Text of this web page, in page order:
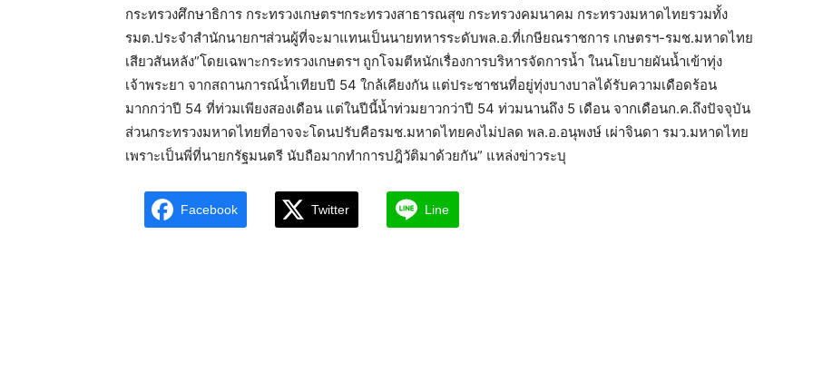
กระทรวงศึกษาธิการ กระทรวงเกษตรฯกระทรวงสาธารณสุข กระทรวงคมนาคม กระทรวงมหาดไทยรวมทั้ง
รมต.ประจำสำนักนายกฯส่วนผู้ที่จะมาแทนเป็นนายทหารระดับพล.อ.ที่เกษียณราชการ เกษตรฯ-รมช.มหาดไทย
เสียวสันหลัง”โดยเฉพาะกระทรวงเกษตรฯ ถูกโจมตีหนักเรื่องการบริหารจัดการน้ำ ในนโยบายผันน้ำเข้าทุ่ง
เจ้าพระยา จากสถานการณ์น้ำเทียบปี 54 ใกล้เคียงกัน แต่ประชาชนที่อยู่ทุ่งบางบาลได้รับความเดือดร้อน
มากกว่าปี 54 ที่ท่วมเพียงสองเดือน แต่ในปีนี้น้ำท่วมยาวกว่าปี 54 ท่วมนานถึง 5 เดือน จากเดือนก.ค.ถึงปัจจุบัน
ส่วนกระทรวงมหาดไทยที่อาจจะโดนปรับคือรมช.มหาดไทยคงไม่ปลด พล.อ.อนุพงษ์ เผ่าจินดา รมว.มหาดไทย
เพราะเป็นพี่ที่นายกรัฐมนตรี นับถือมากทำการปฎิวัติมาด้วยกัน” แหล่งข่าวระบุ
Facebook Twitter Line